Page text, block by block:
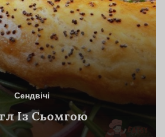
Сендвічі
Із Сьомгою